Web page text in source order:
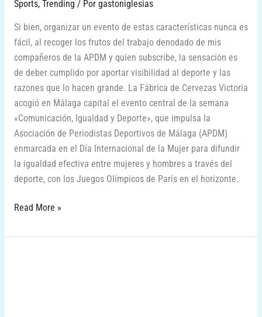
Sports, Trending / Por gastoniglesias
Si bien, organizar un evento de estas características nunca es
fácil, al recoger los frutos del trabajo denodado de mis
compañeros de la APDM y quien subscribe, la sensación es
de deber cumplido por aportar visibilidad al deporte y las
razones que lo hacen grande. La Fábrica de Cervezas Victoria
acogió en Málaga capital el evento central de la semana
«Comunicación, Igualdad y Deporte», que impulsa la
Asociación de Periodistas Deportivos de Málaga (APDM)
enmarcada en el Día Internacional de la Mujer para difundir
la igualdad efectiva entre mujeres y hombres a través del
deporte, con los Juegos Olímpicos de París en el horizonte.
Read More »